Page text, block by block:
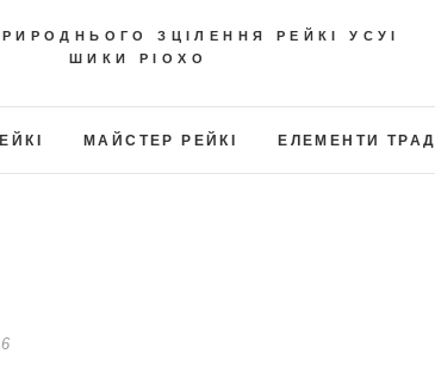
ЗЦІЛЕННЯ РЕЙКІ УСУІ
ШИКИ РІОХО
МАЙСТЕР РЕЙКІ ЕЛЕМЕНТИ